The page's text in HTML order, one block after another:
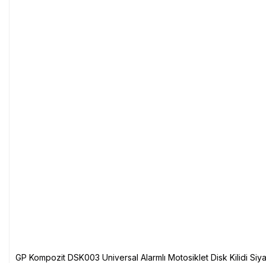
GP Kompozit DSK003 Universal Alarmlı Motosiklet Disk Kilidi